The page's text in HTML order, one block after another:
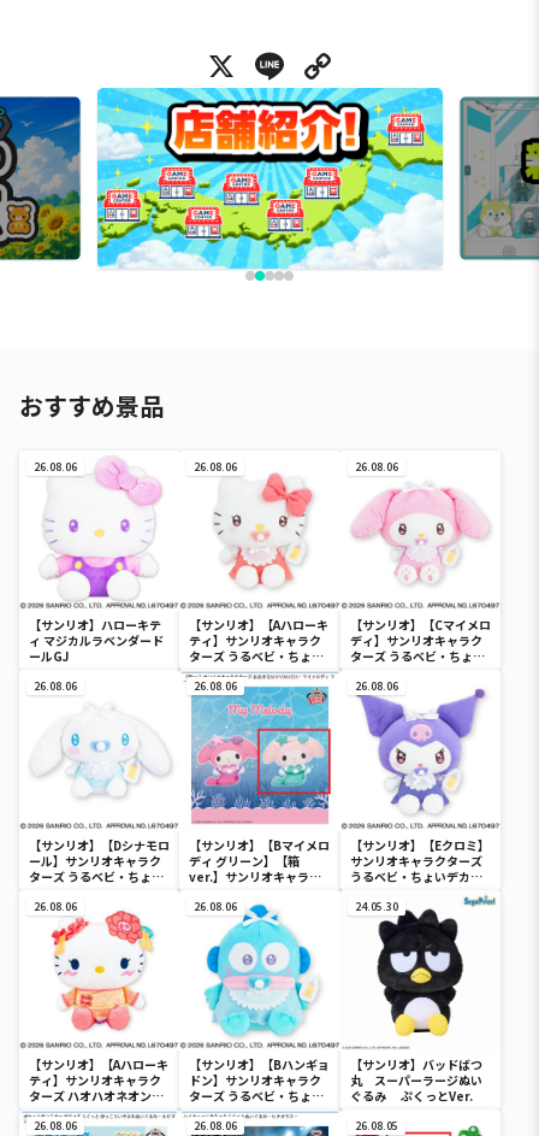
X Line
おすすめ景品
26.08.06
【サンリオ】ハローキテ
ィ マジカルラベンダード
ールGJ
26.08.06
【サンリオ】【Aハローキ
ティ】サンリオキャラク
ターズ うるベビ・ちょい
デカドール
26.08.06
【サンリオ】【Cマイメロ
ディ】サンリオキャラク
ターズ うるベビ・ちょい
26.08.06
【サンリオ】【Dシナモロ
ール】サンリオキャラク
ターズ うるベビ・ちょい
26.08.06
【サンリオ】【Bマイメロ
ディ グリーン】【箱
ver.】サンリオキャラク
SOFVIMATES～マイメロ
ディ マーメイドver. ～
26.08.06
【サンリオ】【Eクロミ】
サンリオキャラクターズ
うるベビ・ちょいデカド
26.08.06
【サンリオ】【Aハローキ
ティ】サンリオキャラク
ターズ ハオハオネオンタ
ウンドールBIGタイプ1
26.08.06
【サンリオ】【Bハンギョ
ドン】サンリオキャラク
ターズ うるベビ・ちょい
デカドール
24.05.30
【サンリオ】バッドばつ
丸 スーパーラージぬい
ぐるみ ぷくっとVer.
26.08.06 26.08.06 26.08.05